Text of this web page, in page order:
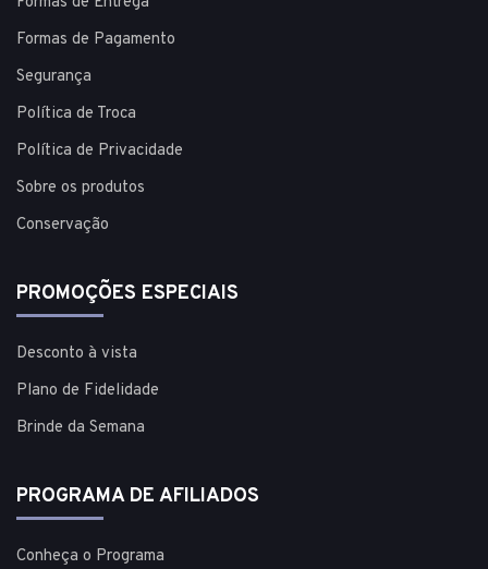
Formas de Pagamento
Segurança
Política de Troca
Política de Privacidade
Sobre os produtos
Conservação
PROMOÇÕES ESPECIAIS
Desconto à vista
Plano de Fidelidade
Brinde da Semana
PROGRAMA DE AFILIADOS
Conheça o Programa